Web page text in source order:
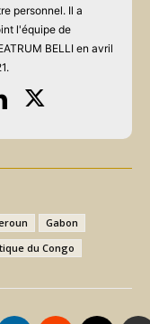
personnel. Il a
l'équipe de
BELLI en avril
Gabon
du Congo